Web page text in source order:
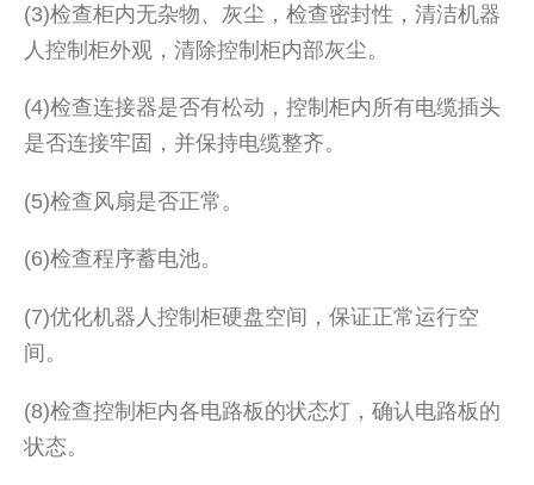
(3)检查柜内无杂物、灰尘，检查密封性，清洁机器
人控制柜外观，清除控制柜内部灰尘。
(4)检查连接器是否有松动，控制柜内所有电缆插头
是否连接牢固，并保持电缆整齐。
(5)检查风扇是否正常。
(6)检查程序蓄电池。
(7)优化机器人控制柜硬盘空间，保证正常运行空
间。
(8)检查控制柜内各电路板的状态灯，确认电路板的
状态。